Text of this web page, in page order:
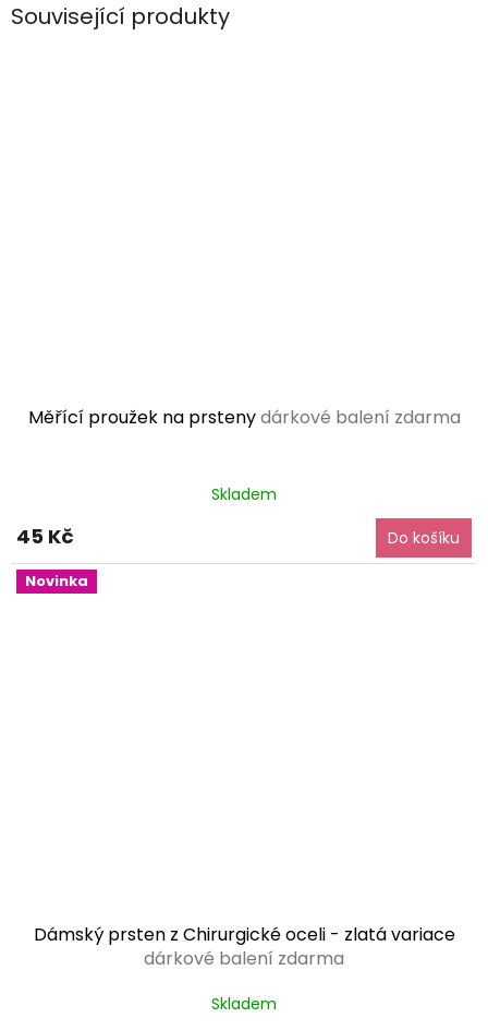
Související produkty
Měřící proužek na prstenydárkové balení zdarma
hodnocení
5,0
Skladem
45 Kč Do košíku
Novinka
Dámský prsten z Chirurgické oceli - zlatá variace
dárkové balení zdarma
Skladem